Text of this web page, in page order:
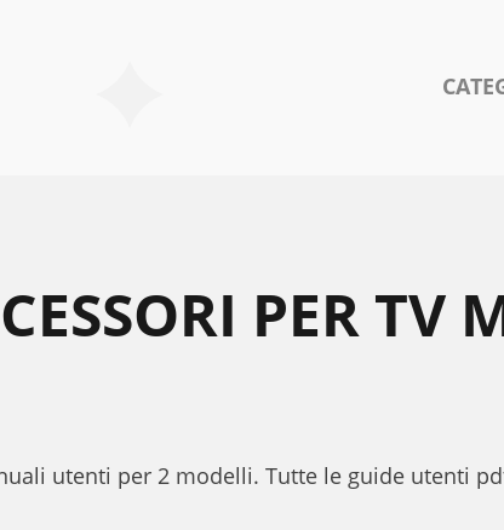
PER TV
utenti per 2 modelli. Tutte le guide utenti